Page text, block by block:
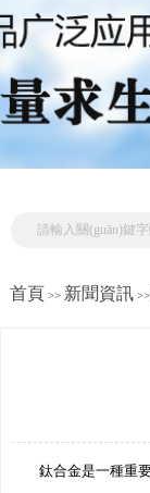
首頁 >> 新聞資訊>>
鈦合金是一種重